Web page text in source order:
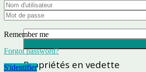
Remember me
Forgot password?
S'identifier
Rechercher dans notre blog
Rechercher :
Propriétés en vedette